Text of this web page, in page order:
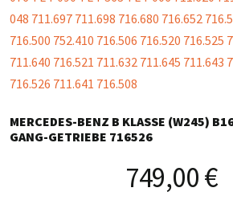
MERCEDES-BENZ B KLASSE (W245)
GANG-GETRIEBE 716526
749,00€